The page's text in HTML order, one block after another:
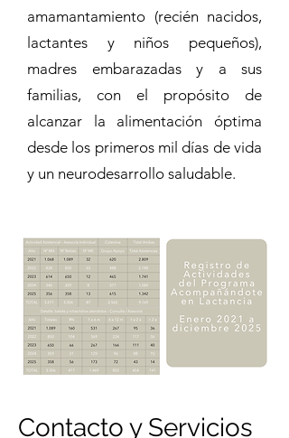
amamantamiento (recién nacidos,
lactantes y niños pequeños),
madres embarazadas y a sus
familias, con el propósito de
alcanzar la alimentación óptima
desde los primeros mil días de vida
y un neurodesarrollo saludable.
Contacto y Servicios